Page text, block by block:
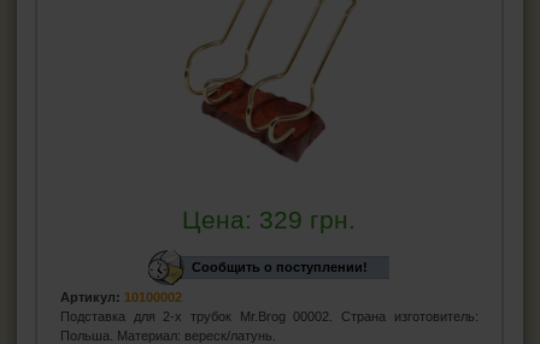
Цена: 329 грн.
Сообщить о поступлении!
Артикул: 10100002
Подставка для 2-х трубок Mr.Brog 00002. Страна изготовитель:
Польша. Материал: вереск/латунь.